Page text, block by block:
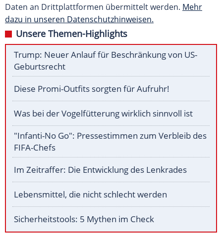
Daten an Drittplattformen übermittelt werden. Mehr
dazu in unseren Datenschutzhinweisen.
Unsere Themen-Highlights
Trump: Neuer Anlauf für Beschränkung von US-
Geburtsrecht
Diese Promi-Outfits sorgten für Aufruhr!
Was bei der Vogelfütterung wirklich sinnvoll ist
"Infanti-No Go": Pressestimmen zum Verbleib des
FIFA-Chefs
Im Zeitraffer: Die Entwicklung des Lenkrades
Lebensmittel, die nicht schlecht werden
Sicherheitstools: 5 Mythen im Check